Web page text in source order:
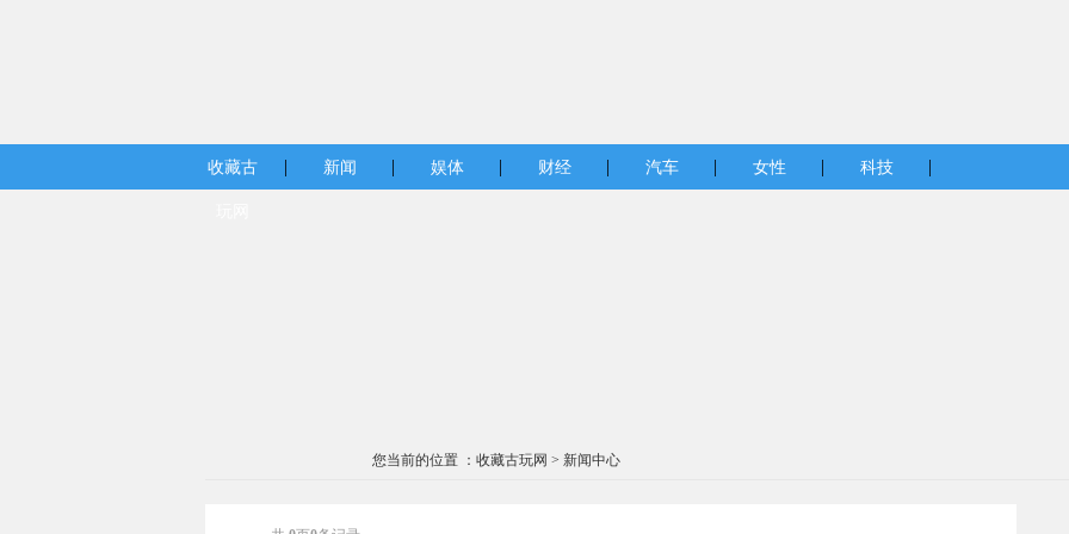
收藏古 | 新闻 | 娱体 | 财经 | 汽车 | 女性 | 科技 |
您当前的位置 ： 收藏古玩网 > 新闻中心